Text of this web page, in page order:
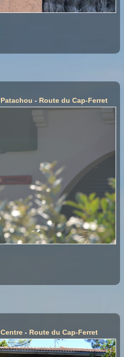
Patachou - Route du Cap-Ferret
Centre - Route du Cap-Ferret